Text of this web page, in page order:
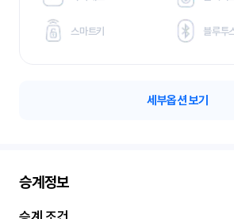
스마트키 블루투
세부옵션 보기
승계정보